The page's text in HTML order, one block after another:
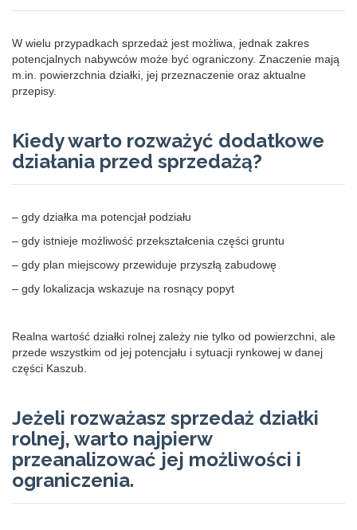
W wielu przypadkach sprzedaż jest możliwa, jednak zakres
potencjalnych nabywców może być ograniczony. Znaczenie mają
m.in. powierzchnia działki, jej przeznaczenie oraz aktualne
przepisy.
Kiedy warto rozważyć dodatkowe
działania przed sprzedażą?
– gdy działka ma potencjał podziału
– gdy istnieje możliwość przekształcenia części gruntu
– gdy plan miejscowy przewiduje przyszłą zabudowę
– gdy lokalizacja wskazuje na rosnący popyt
Realna wartość działki rolnej zależy nie tylko od powierzchni, ale
przede wszystkim od jej potencjału i sytuacji rynkowej w danej
części Kaszub.
Jeżeli rozważasz sprzedaż działki
rolnej, warto najpierw
przeanalizować jej możliwości i
ograniczenia.